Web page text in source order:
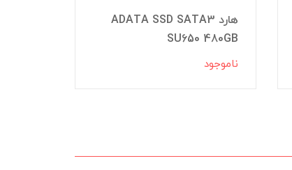
هارد ADATA SSD SATA3
SU650 480GB
ناموجود